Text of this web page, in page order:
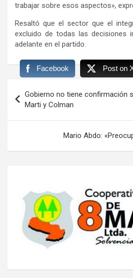
trabajar sobre esos aspectos»,
Resaltó que el sector que el
excluido de todas las decisiones
adelante en el partido.
Facebook Post on
de
entradas
Gobierno no tiene confirmación
Marti y Colman
Mario Abdo: